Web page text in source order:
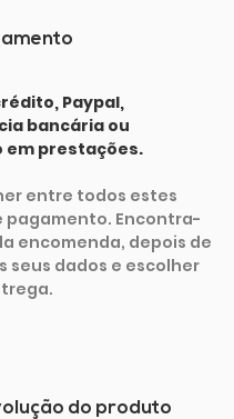
Paypal,
bancária ou
em prestações.
entre todos estes
pagamento. Encontra-
encomenda, depois de
seus dados e escolher
do produto